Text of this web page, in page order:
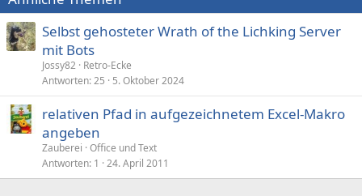
Selbst gehosteter Wrath of the Lichking Server
mit Bots
Jossy82 Retro-Ecke
Antworten 25 5. Oktober 2024
relativen Pfad in aufgezeichnetem Excel-Makro
angeben
Zauberei Office und Text
Antworten 1 24. April 2011